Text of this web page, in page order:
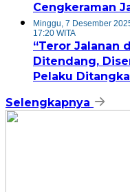
Cengkeraman
Minggu, 7 Desember
17:20 WITA
“Teror Jalanan
Ditendang,
Pelaku
Selengkapnya